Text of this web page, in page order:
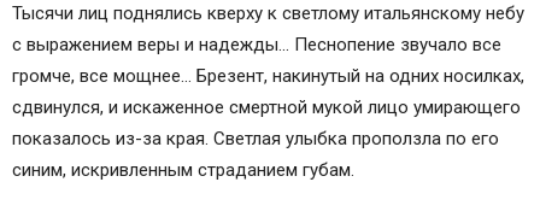
Тысячи лиц поднялись кверху к светлому итальянскому небу
с выражением веры и надежды… Песнопение звучало все
громче, все мощнее… Брезент, накинутый на одних носилках,
сдвинулся, и искаженное смертной мукой лицо умирающего
показалось из-за края. Светлая улыбка проползла по его
синим, искривленным страданием губам.